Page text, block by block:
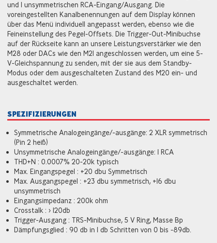
und 1 unsymmetrischen RCA-Eingang/Ausgang. Die
voreingestellten Kanalbenennungen auf dem Display können
über das Menü individuell angepasst werden, ebenso wie die
Feineinstellung des Pegel-Offsets. Die Trigger-Out-Minibuchse
auf der Rückseite kann an unsere Leistungsverstärker wie den
M28 oder DACs wie den M21 angeschlossen werden, um eine 5-
V-Gleichspannung zu senden, mit der sie aus dem Standby-
Modus oder dem ausgeschalteten Zustand des M20 ein- und
ausgeschaltet werden.
SPEZIFIZIERUNGEN
Symmetrische Analogeingänge/-ausgänge: 2 XLR symmetrisch
(Pin 2 heiß)
Unsymmetrische Analogeingänge/-ausgänge: 1 RCA
THD+N : 0.0007% 20-20k typisch
Max. Eingangspegel : +20 dbu Symmetrisch
Max. Ausgangspegel : +23 dbu symmetrisch, +16 dbu
unsymmetrisch
Eingangsimpedanz : 200k ohm
Crosstalk : > 120db
Trigger-Ausgang : TRS-Minibuchse, 5 V Ring, Masse Bp
Dämpfungsglied : 90 db in 1 db Schritten von 0 bis -89db.